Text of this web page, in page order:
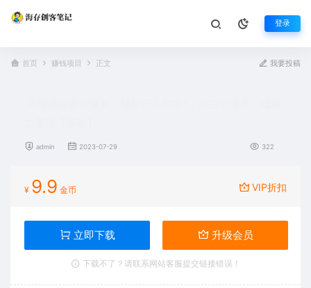
登录
首页 赚钱项目 正文 我要投稿
admin 2023-07-29 322
¥ 9.9 金币 VIP折扣
立即下载 升级会员
下载不了？请联系网站客服提交链接错误！